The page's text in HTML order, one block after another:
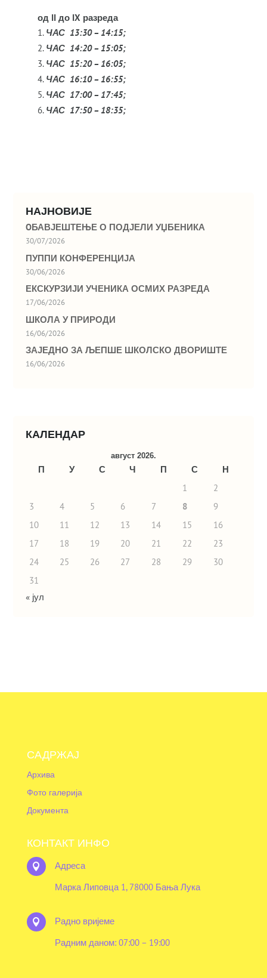
од IIдоIX разреда
ЧАС 13:30 – 14:15;
ЧАС 14:20 – 15:05;
ЧАС 15:20 – 16:05;
ЧАС 16:10 – 16:55;
ЧАС 17:00 – 17:45;
ЧАС 17:50 – 18:35;
НАЈНОВИЈЕ
OБАВЈЕШТЕЊЕ О ПОДЈЕЛИ УЏБЕНИКА
30/07/2026
ПУППИ КОНФЕРЕНЦИЈА
30/06/2026
ЕКСКУРЗИЈИ УЧЕНИКА ОСМИХ РАЗРЕДА
17/06/2026
ШКОЛА У ПРИРОДИ
16/06/2026
ЗАЈЕДНО ЗА ЉЕПШЕ ШКОЛСКО ДВОРИШТЕ
16/06/2026
КАЛЕНДАР
август 2026.
П У С Ч П С
Н
1
2
3
4 5 6 7 8
9
10
11 12 13 14 15
16
17
18 19 20 21 22
23
24
25 26 27 28 29
30
31
« јул
САДРЖАЈ
Архива
Фото галерија
Документа
КОНТАКТ ИНФО
 Адреса
Марка Липовца 1, 78000 Бања Лука
 Радно вријеме
Радним даном: 07:00 – 19:00